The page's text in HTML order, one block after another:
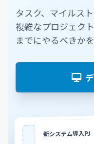
タスク、マイルス
複雑なプロジェク
までにやるべきか
新システム導入PJ